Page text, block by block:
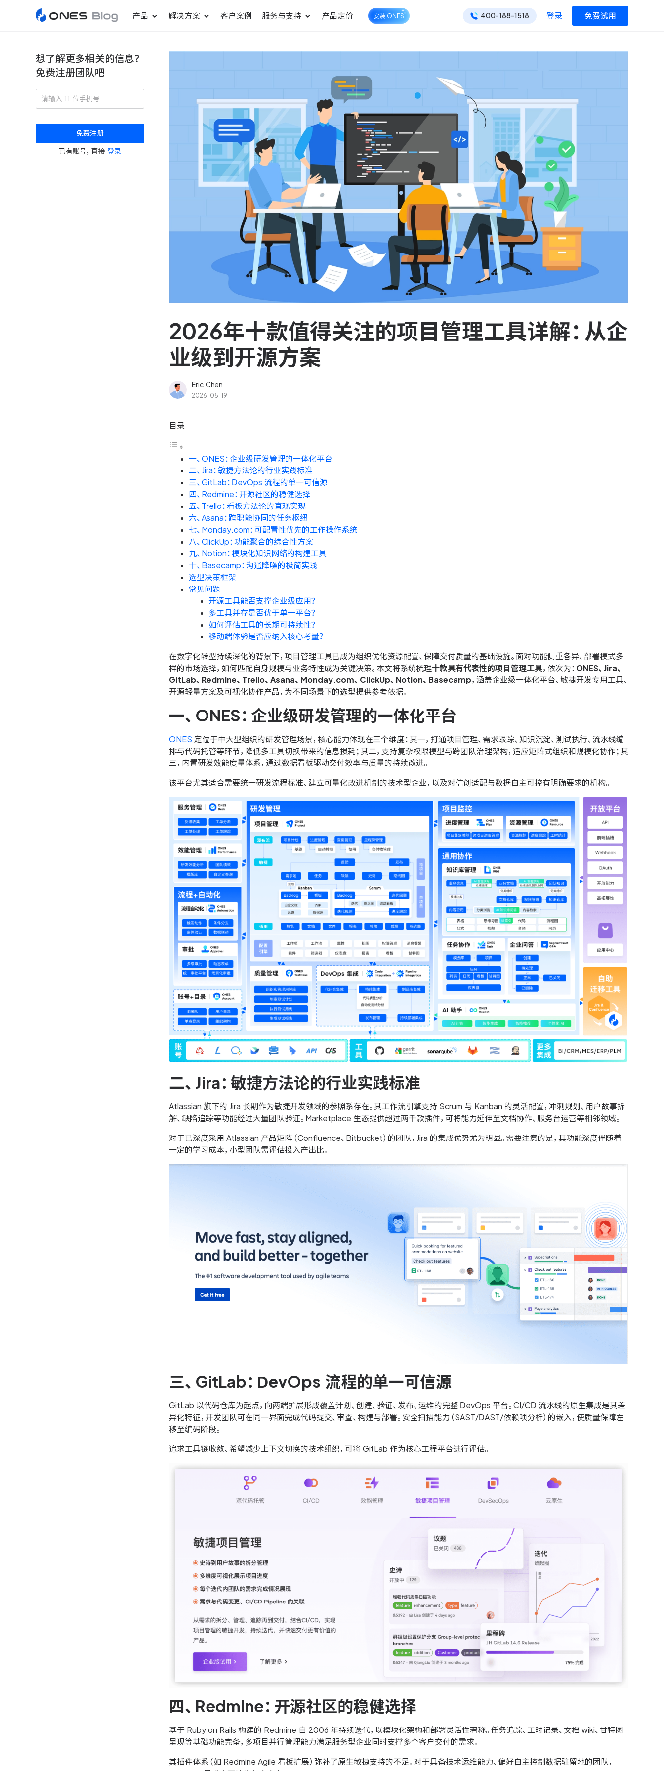
产品
ONES Desk
解决方案
更好更快地发布产品
统一管理业务信息和企业知
轻松规划项目和跟踪进度
测试管理
快速交付高质量产品
DevOps
可持续地交付端到端的价值
高效合理地规划和利用团队资
服务台和工单管理
轻松响应与解决客户反馈
驱动企业创新增长 助力车企高效研发
客户案例 服务与支持
ONES 资讯
产品定价 安装 ONES 400-188-1518 登录 免费试用
想了解更多相关的信息？
免费注册团队吧
免费注册
已有账号，直接 登录
2026年十款值得关注的项目管理工具详解：从企
业级到开源方案
Eric Chen
2026-05-19
目录
一、ONES：企业级研发管理的一体化平台
二、Jira：敏捷方法论的行业实践标准
三、GitLab：DevOps 流程的单一可信源
四、Redmine：开源社区的稳健选择
五、Trello：看板方法论的直观实现
六、Asana：跨职能协同的任务枢纽
七、Monday.com：可配置性优先的工作操作系统
八、ClickUp：功能聚合的综合性方案
九、Notion：模块化知识网络的构建工具
十、Basecamp：沟通降噪的极简实践
选型决策框架
常见问题
开源工具能否支撑企业级应用？
多工具并存是否优于单一平台？
如何评估工具的长期可持续性？
移动端体验是否应纳入核心考量？
在数字化转型持续深化的背景下，项目管理工具已成为组织优化资源配置、保障交付质量的基础设施。面对功能侧重各异、部署模式多
样的市场选择，如何匹配自身规模与业务特性成为关键决策。本文将系统梳理十款具有代表性的项目管理工具，依次为： ONES、Jira、
GitLab、Redmine、Trello、Asana、Monday.com、ClickUp、Notion、Basecamp，涵盖企业级一体化平台、敏捷开发专用工具、
开源轻量方案及可视化协作产品，为不同场景下的选型提供参考依据。
一、ONES：企业级研发管理的一体化平台
ONES 定位于中大型组织的研发管理场景，核心能力体现在三个维度：其一，打通项目管理、需求跟踪、知识沉淀、测试执行、流水线编
排与代码托管等环节，降低多工具切换带来的信息损耗；其二，支持复杂权限模型与跨团队治理架构，适应矩阵式组织和规模化协作；其
三，内置研发效能度量体系，通过数据看板驱动交付效率与质量的持续改进。
该平台尤其适合需要统一研发流程标准、建立可量化改进机制的技术型企业，以及对信创适配与数据自主可控有明确要求的机构。
二、Jira：敏捷方法论的行业实践标准
Atlassian 旗下的 Jira 长期作为敏捷开发领域的参照系存在。其工作流引擎支持 Scrum 与 Kanban 的灵活配置，冲刺规划、用户故事拆
解、缺陷追踪等功能经过大量团队验证。Marketplace 生态提供超过两千款插件，可将能力延伸至文档协作、服务台运营等相邻领域。
对于已深度采用 Atlassian 产品矩阵（Confluence、Bitbucket）的团队，Jira 的集成优势尤为明显。需要注意的是，其功能深度伴随着
一定的学习成本，小型团队需评估投入产出比。
三、GitLab：DevOps 流程的单一可信源
GitLab 以代码仓库为起点，向两端扩展形成覆盖计划、创建、验证、发布、运维的完整 DevOps 平台。CI/CD 流水线的原生集成是其差
异化特征，开发团队可在同一界面完成代码提交、审查、构建与部署。安全扫描能力（SAST/DAST/依赖项分析）的嵌入，使质量保障左
移至编码阶段。
追求工具链收敛、希望减少上下文切换的技术组织，可将 GitLab 作为核心工程平台进行评估。
四、Redmine：开源社区的稳健选择
基于 Ruby on Rails 构建的 Redmine 自 2006 年持续迭代，以模块化架构和部署灵活性著称。任务追踪、工时记录、文档 wiki、甘特图
呈现等基础功能完备，多项目并行管理能力满足服务型企业同时支撑多个客户交付的需求。
其插件体系（如 Redmine Agile 看板扩展）弥补了原生敏捷支持的不足。对于具备技术运维能力、偏好自主控制数据驻留地的团队，